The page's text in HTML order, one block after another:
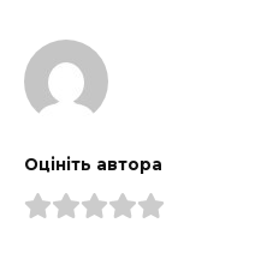
Оцініть автора